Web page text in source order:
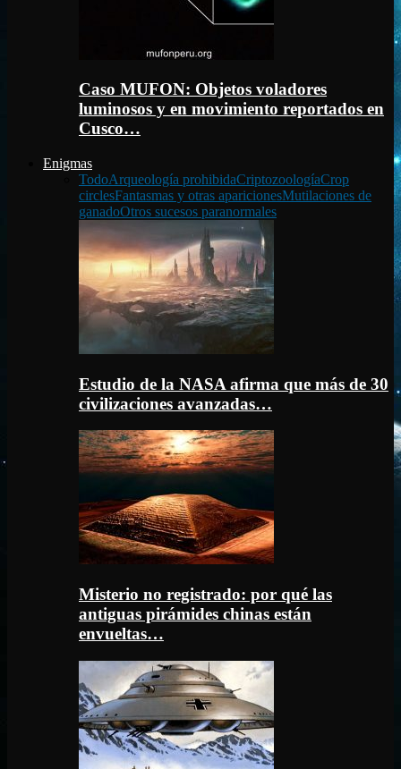
Caso MUFON: Objetos voladores
luminosos y en movimiento reportados en
Cusco…
Enigmas
TodoArqueología prohibidaCriptozoologíaCrop
circlesFantasmas y otras aparicionesMutilaciones de
ganadoOtros sucesos paranormales
Estudio de la NASA afirma que más de 30
civilizaciones avanzadas…
Misterio no registrado: por qué las
antiguas pirámides chinas están
envueltas…